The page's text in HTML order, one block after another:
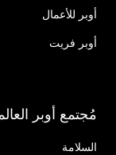
أوبر للأعمال
أوبر فريت
مُجتمع أوبر
السلامة